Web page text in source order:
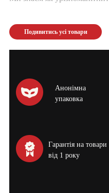
Подивитись усі товари
Анонімна
упаковка
Гарантія на товари
від 1 року